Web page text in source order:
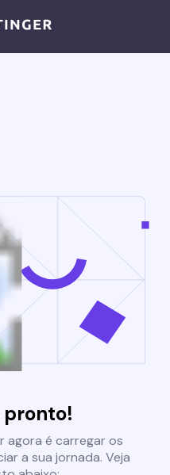
pronto!
agora é carregar os
a sua jornada. Veja